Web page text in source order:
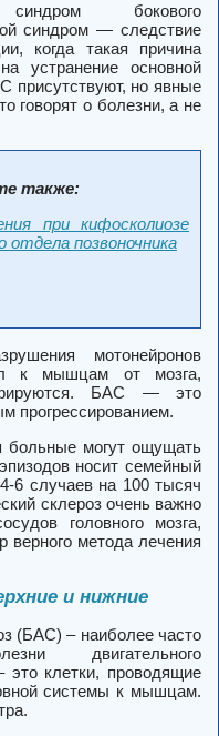
бокового
синдром — следствие
когда такая причина
устранение основной
присутствуют, но явные
говорят о болезни, а не
также:
при кифосколиозе
отдела позвоночника
мотонейронов
к мышцам от мозга,
БАС — это
прогрессированием.
больные могут ощущать
носит семейный
6 случаев на 100 тысяч
склероз очень важно
головного мозга,
верного метода лечения
и нижние
(БАС) – наиболее часто
двигательного
это клетки, проводящие
системы к мышцам.